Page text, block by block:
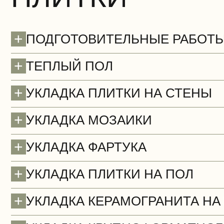
Потолки (демонтаж)
+ ПОДГОТОВИТЕЛЬНЫЕ
+ ТЕПЛЫЙ ПОЛ
+ УКЛАДКА ПЛИТКИ НА СТЕНЫ
+ УКЛАДКА МОЗАИКИ
+ УКЛАДКА ФАРТУКА
+ УКЛАДКА ПЛИТКИ НА ПОЛ
+ УКЛАДКА КЕРАМОГРАНИТА